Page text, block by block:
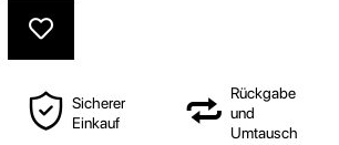
Sicherer
Einkauf
Rückgabe
und
Umtausch